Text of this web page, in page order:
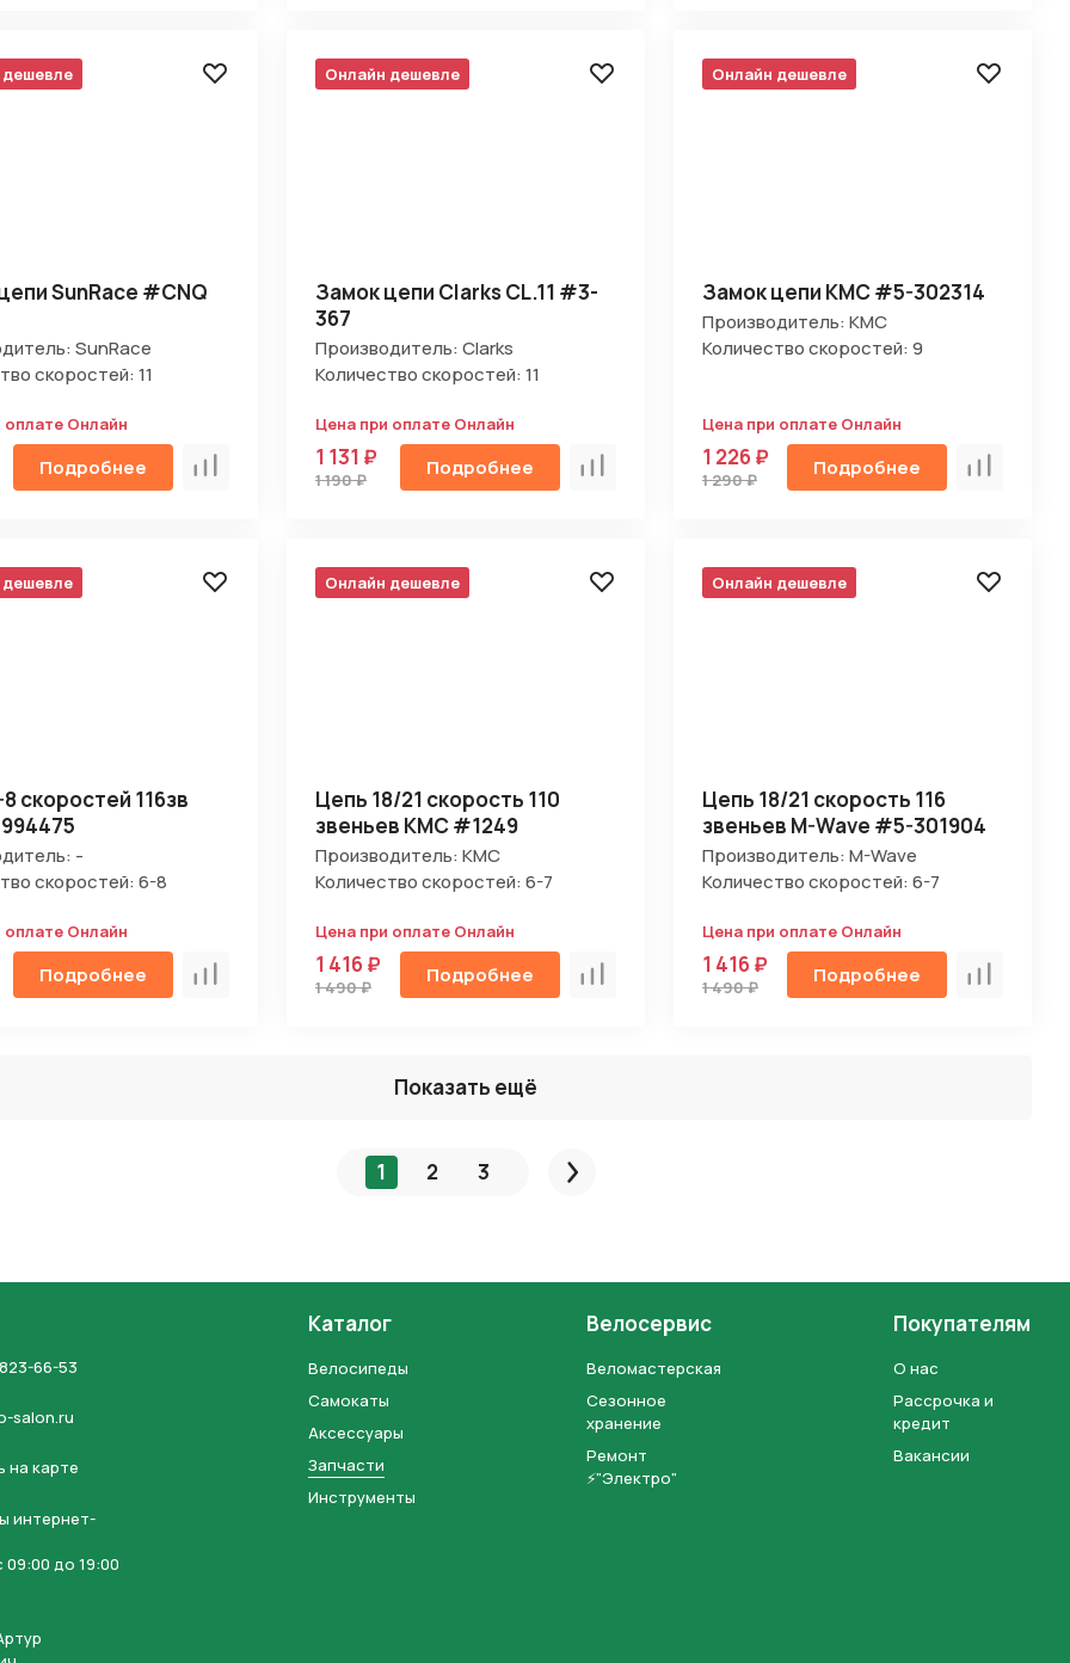
SunRace #CNQ
SunRace
скоростей: 11
оплате Онлайн
Подробнее Сравнить
Онлайн дешевле
Замок цепи Clarks CL.11 #3-
367
Производитель: Clarks
Количество скоростей: 11
Цена при оплате Онлайн
1 131 ₽
1 190 ₽ Подробнее Сравнить
Онлайн дешевле
Замок цепи KMC #5-302314
Производитель: KMC
Количество скоростей: 9
Цена при оплате Онлайн
1 226 ₽
1 290 ₽ Подробнее Сравнить
скоростей 116зв
-
скоростей: 6-8
оплате Онлайн
Подробнее Сравнить
Онлайн дешевле
Цепь 18/21 скорость 110
звеньев KMC #1249
Производитель: KMC
Количество скоростей: 6-7
Цена при оплате Онлайн
1 416 ₽
1 490 ₽ Подробнее Сравнить
Онлайн дешевле
Цепь 18/21 скорость 116
звеньев M-Wave #5-301904
Производитель: M-Wave
Количество скоростей: 6-7
Цена при оплате Онлайн
1 416 ₽
1 490 ₽ Подробнее Сравнить
Показать ещё
1 2 3 След.
66-53
salon.ru
на карте
интернет-
до 19:00
Каталог
Велосипеды
Самокаты
Аксессуары
Запчасти
Инструменты
Велосервис
Веломастерская
Сезонное
хранение
Ремонт
⚡"Электро"
Покупателям
О нас
Рассрочка и
кредит
Вакансии